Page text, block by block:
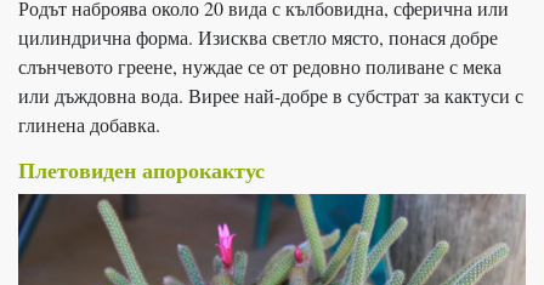
Родът наброява около 20 вида с кълбовидна, сферична или
цилиндрична форма. Изисква светло място, понася добре
слънчевото греене, нуждае се от редовно поливане с мека
или дъждовна вода. Вирее най-добре в субстрат за кактуси с
глинена добавка.
Плетовиден апорокактус